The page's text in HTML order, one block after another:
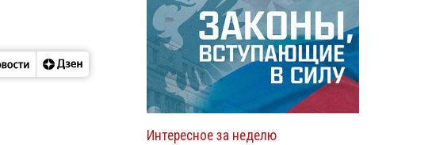
Интересное за неделю